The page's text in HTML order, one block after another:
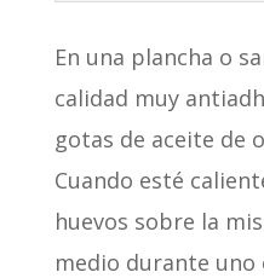
En una plancha o
calidad muy
gotas de aceite de
Cuando esté
huevos sobre la
medio durante uno